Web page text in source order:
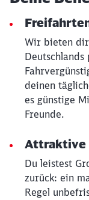
Wir bieten
deinen
es günstige
Freunde.
Attraktive
Du leistest
zurück: ein
Regel